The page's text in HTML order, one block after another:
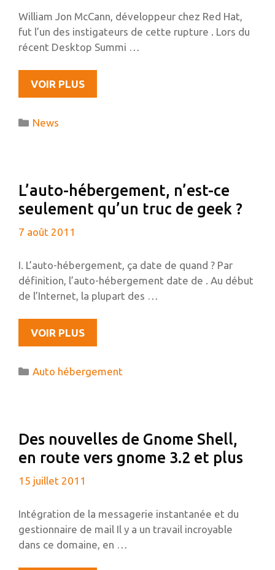
William Jon McCann, développeur chez Red Hat,
fut l’un des instigateurs de cette rupture . Lors du
récent Desktop Summi …
VOIR PLUSL’AVENIR
DE
UN
DES
FONDATION
GNOME
Catégories
News
L’auto-hébergement, n’est-ce
seulement qu’un truc de geek ?
7 août 2011
I. L’auto-hébergement, ça date de quand ? Par
définition, l’auto-hébergement date de . Au début
de l’Internet, la plupart des …
VOIR PLUSL’AUTO-
HÉBERGEMENT,
CE
DE
GEEK
Catégories
Auto hébergement
Des nouvelles de Gnome Shell,
en route vers gnome 3.2 et plus
15 juillet 2011
Intégration de la messagerie instantanée et du
gestionnaire de mail Il y a un travail incroyable
dans ce domaine, en …